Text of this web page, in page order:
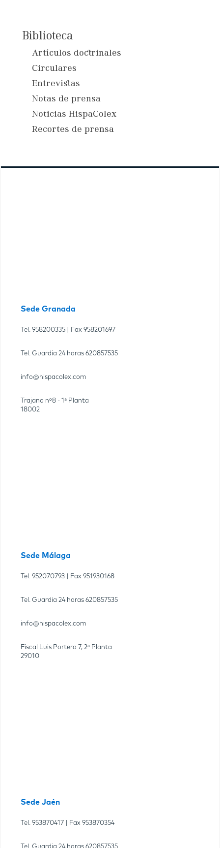
Biblioteca
Artículos doctrinales
Circulares
Entrevistas
Notas de prensa
Noticias HispaColex
Recortes de prensa
Sede Granada
Tel. 958200335 | Fax 958201697
Tel. Guardia 24 horas 620857535
info@hispacolex.com
Trajano nº8 - 1ª Planta
18002
Sede Málaga
Tel. 952070793 | Fax 951930168
Tel. Guardia 24 horas 620857535
info@hispacolex.com
Fiscal Luis Portero 7, 2ª Planta
29010
Sede Jaén
Tel. 953870417 | Fax 953870354
Tel. Guardia 24 horas 620857535